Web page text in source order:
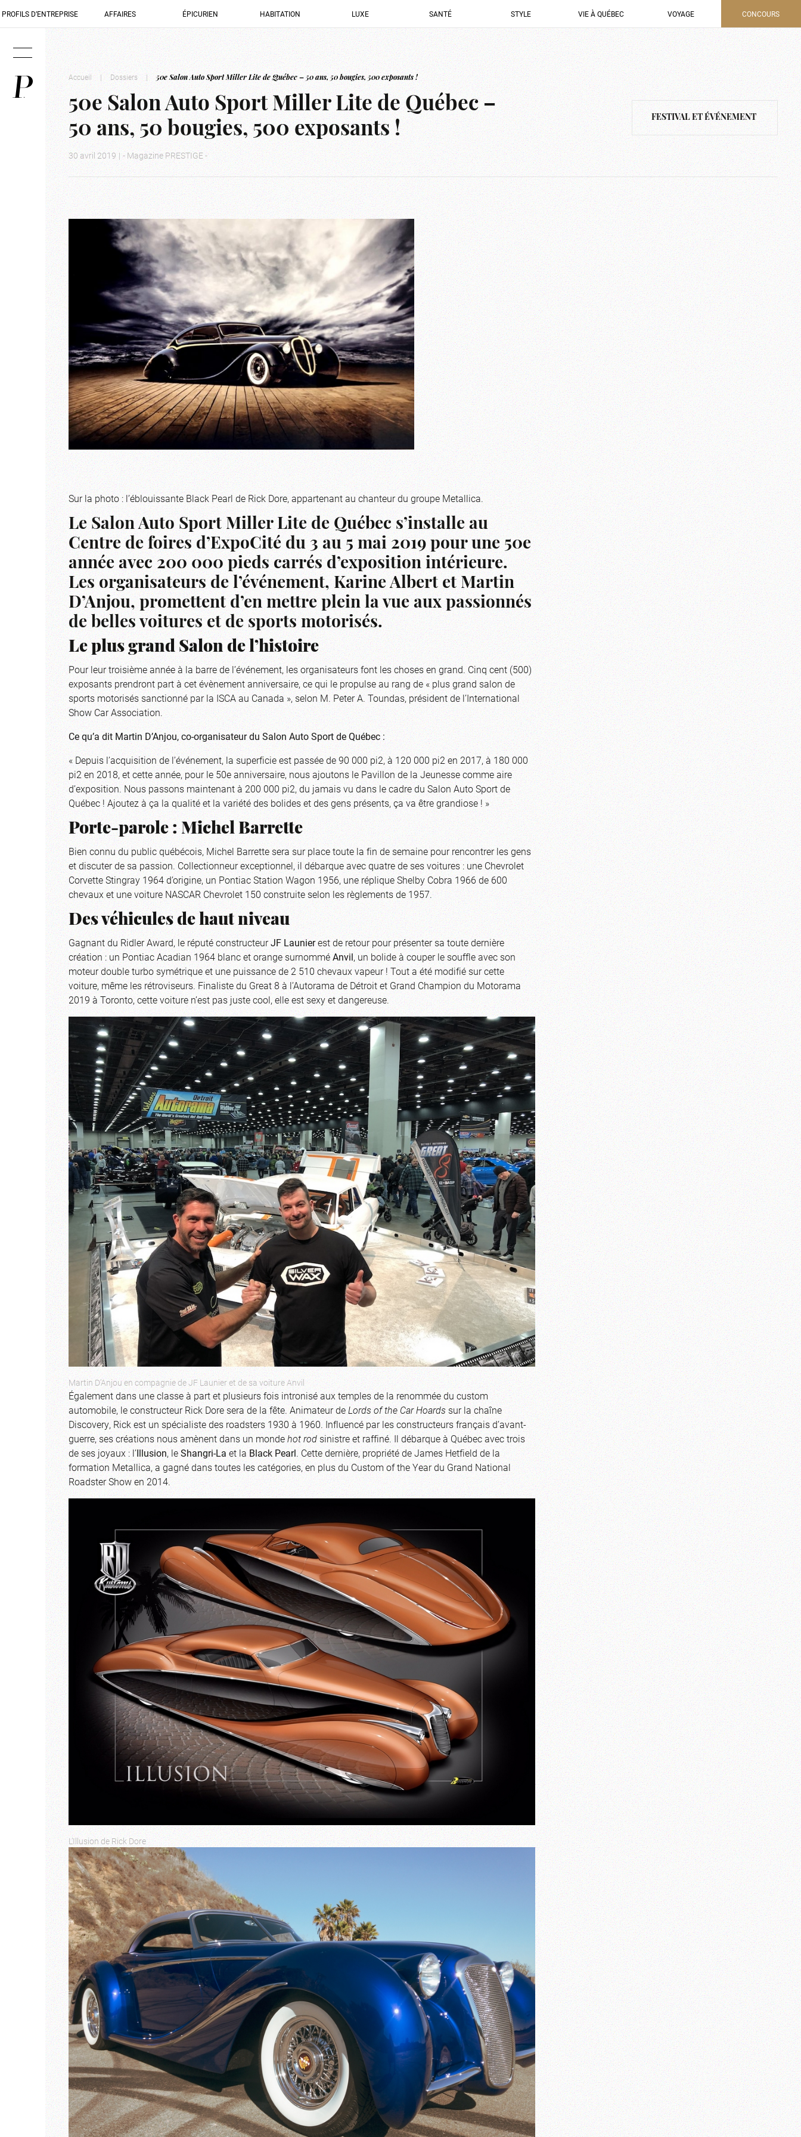
PROFILS D’ENTREPRISE AFFAIRES ÉPICURIEN HABITATION LUXE SANTÉ STYLE VIE À QUÉBEC VOYAGE CONCOURS
Accueil | Dossiers | 50e Salon Auto Sport Miller Lite de Québec – 50 ans, 50 bougies, 500 exposants !
50e Salon Auto Sport Miller Lite de Québec –
50 ans, 50 bougies, 500 exposants !
30 avril 2019 | - Magazine PRESTIGE -
FESTIVAL ET ÉVÉNEMENT
Sur la photo : l’éblouissante Black Pearl de Rick Dore, appartenant au chanteur du groupe Metallica.
Le Salon Auto Sport Miller Lite de Québec s’installe au
Centre de foires d’ExpoCité du 3 au 5 mai 2019 pour une 50e
année avec 200 000 pieds carrés d’exposition intérieure.
Les organisateurs de l’événement, Karine Albert et Martin
D’Anjou, promettent d’en mettre plein la vue aux passionnés
de belles voitures et de sports motorisés.
Le plus grand Salon de l’histoire
Pour leur troisième année à la barre de l’événement, les organisateurs font les choses en grand. Cinq cent (500)
exposants prendront part à cet évènement anniversaire, ce qui le propulse au rang de « plus grand salon de
sports motorisés sanctionné par la ISCA au Canada », selon M. Peter A. Toundas, président de l’International
Show Car Association.
Ce qu’a dit Martin D’Anjou, co-organisateur du Salon Auto Sport de Québec :
« Depuis l’acquisition de l’événement, la superficie est passée de 90 000 pi2, à 120 000 pi2 en 2017, à 180 000
pi2 en 2018, et cette année, pour le 50e anniversaire, nous ajoutons le Pavillon de la Jeunesse comme aire
d’exposition. Nous passons maintenant à 200 000 pi2, du jamais vu dans le cadre du Salon Auto Sport de
Québec ! Ajoutez à ça la qualité et la variété des bolides et des gens présents, ça va être grandiose ! »
Porte-parole : Michel Barrette
Bien connu du public québécois, Michel Barrette sera sur place toute la fin de semaine pour rencontrer les gens
et discuter de sa passion. Collectionneur exceptionnel, il débarque avec quatre de ses voitures : une Chevrolet
Corvette Stingray 1964 d’origine, un Pontiac Station Wagon 1956, une réplique Shelby Cobra 1966 de 600
chevaux et une voiture NASCAR Chevrolet 150 construite selon les règlements de 1957.
Des véhicules de haut niveau
Gagnant du Ridler Award, le réputé constructeurJF Launierest de retour pour présenter sa toute dernière
création : un Pontiac Acadian 1964 blanc et orange surnomméAnvil, un bolide à couper le souffle avec son
moteur double turbo symétrique et une puissance de 2 510 chevaux vapeur ! Tout a été modifié sur cette
voiture, même les rétroviseurs. Finaliste du Great 8 à l’Autorama de Détroit et Grand Champion du Motorama
2019 à Toronto, cette voiture n’est pas juste cool, elle est sexy et dangereuse.
Martin D’Anjou en compagnie de JF Launier et de sa voiture Anvil
Également dans une classe à part et plusieurs fois intronisé aux temples de la renommée du custom
automobile, le constructeur Rick Dore sera de la fête. Animateur deLords of the Car Hoardssur la chaîne
Discovery, Rick est un spécialiste des roadsters 1930 à 1960. Influencé par les constructeurs français d’avant-
guerre, ses créations nous amènent dans un mondehot rod sinistre et raffiné. Il débarque à Québec avec trois
de ses joyaux : l’Illusion, leShangri-Laet laBlack Pearl. Cette dernière, propriété de James Hetfield de la
formation Metallica, a gagné dans toutes les catégories, en plus du Custom of the Year du Grand National
Roadster Show en 2014.
L’Illusion de Rick Dore